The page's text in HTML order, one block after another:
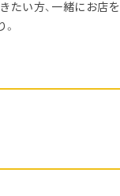
たい方、一緒にお店を